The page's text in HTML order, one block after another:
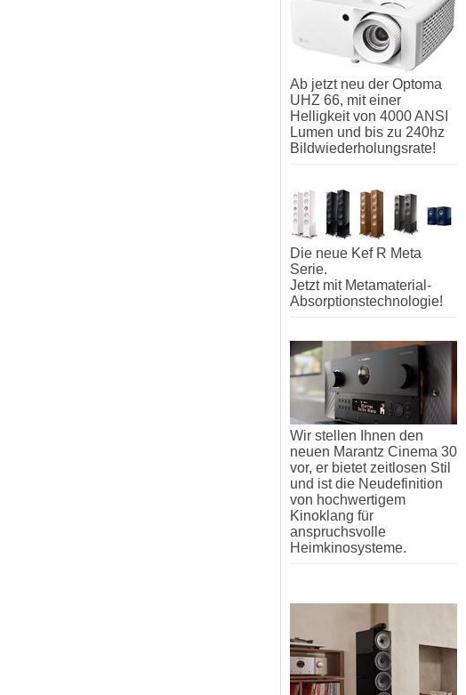
Ab jetzt neu der Optoma
UHZ 66, mit einer
Helligkeit von 4000 ANSI
Lumen und bis zu 240hz
Bildwiederholungsrate!
Die neue Kef R Meta
Serie.
Jetzt mit Metamaterial-
Absorptionstechnologie!
Wir stellen Ihnen den
neuen Marantz Cinema 30
vor, er bietet zeitlosen Stil
und ist die Neudefinition
von hochwertigem
Kinoklang für
anspruchsvolle
Heimkinosysteme.